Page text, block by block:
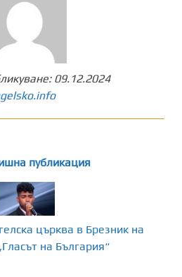
09.12.2024
публикация
църква в Брезник на
на България“